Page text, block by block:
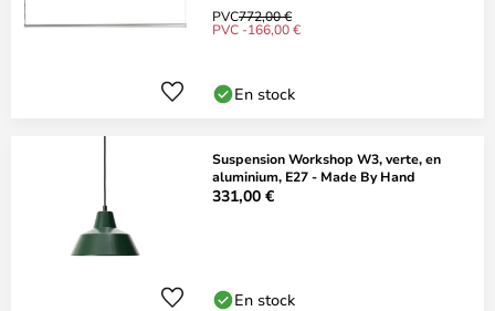
PVC772,00 €
PVC -166,00 €
En stock
Suspension Workshop W3, verte, en
aluminium, E27 - Made By Hand
331,00 €
En stock